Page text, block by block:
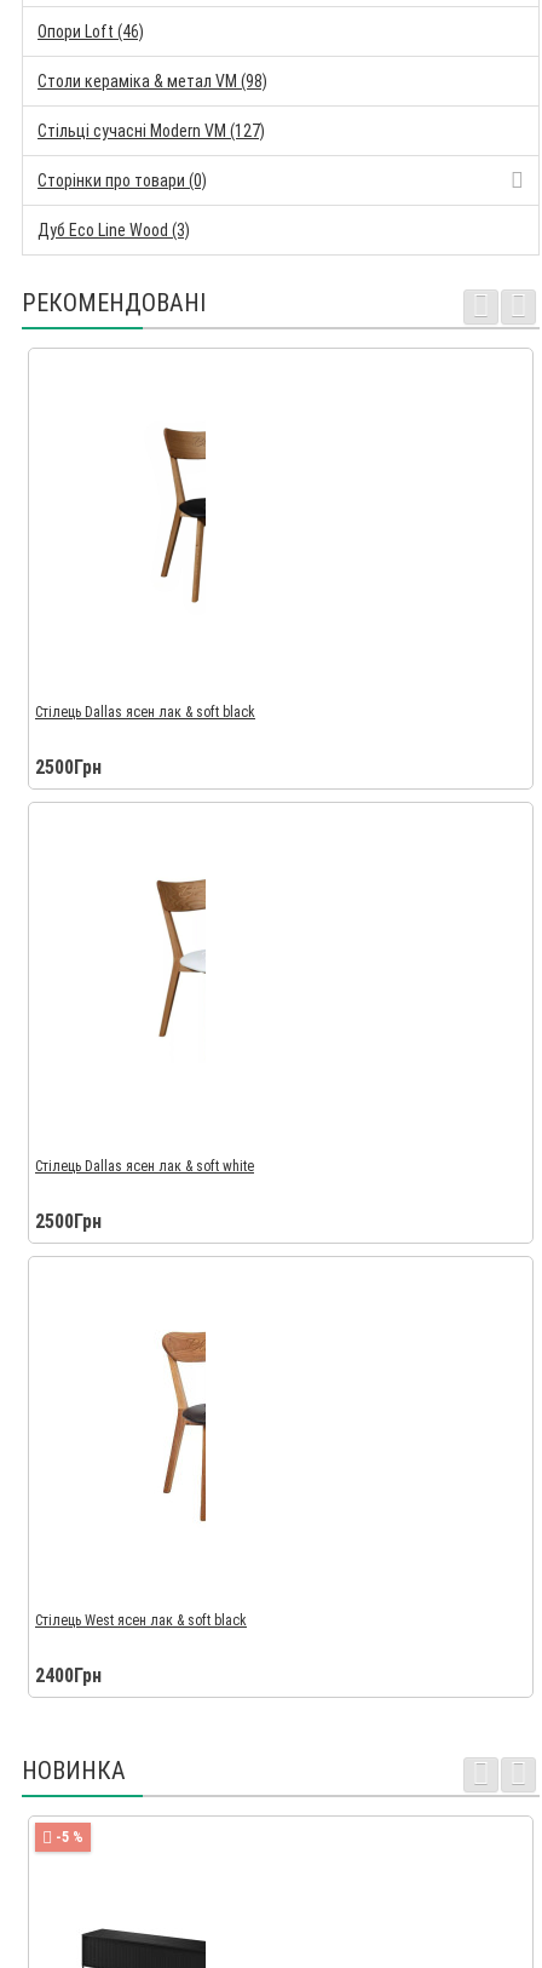
Опори Loft (46)
Столи кераміка & метал VM (98)
Стільці сучасні Modern VM (127)
Сторінки про товари (0)
Дуб Eco Line Wood (3)
РЕКОМЕНДОВАНІ
Стілець Dallas ясен лак & soft black
2500Грн
Стілець Dallas ясен лак & soft white
2500Грн
Стілець West ясен лак & soft black
2400Грн
НОВИНКА
-5 %